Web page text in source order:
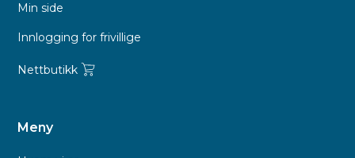
Min side
Innlogging for frivillige
Nettbutikk
Meny